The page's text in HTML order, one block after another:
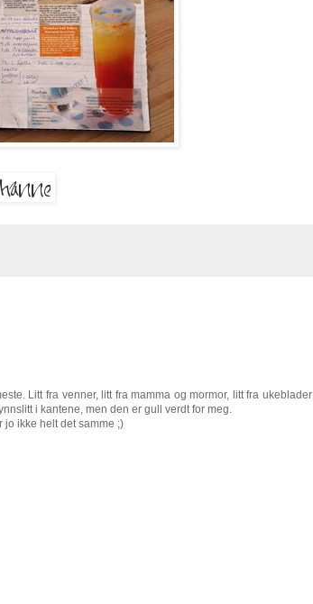
Litt fra venner, litt fra mamma og mormor, litt fra ukeblader
i kantene, men den er gull verdt for meg.
jo ikke helt det samme ;)